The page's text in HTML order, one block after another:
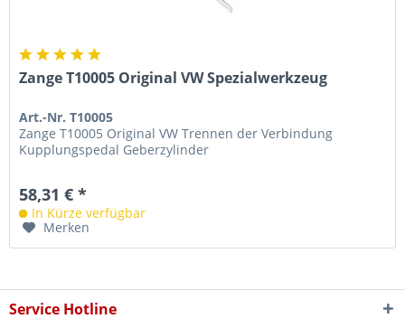
Zange T10005 Original VW Spezialwerkzeug
Art.-Nr. T10005
Zange T10005 Original VW Trennen der Verbindung
Kupplungspedal Geberzylinder
58,31 € *
In Kürze verfügbar
Merken
Service Hotline